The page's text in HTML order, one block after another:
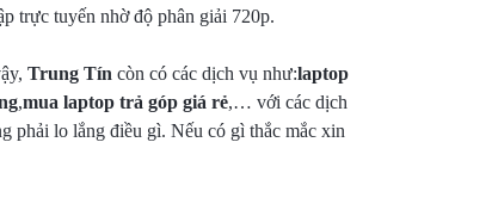
trực tuyến nhờ độ phân giải 720p.
Trung Tín còn có các dịch vụ như:laptop
,mua laptop trả góp giá rẻ,… với các dịch
phải lo lắng điều gì. Nếu có gì thắc mắc xin